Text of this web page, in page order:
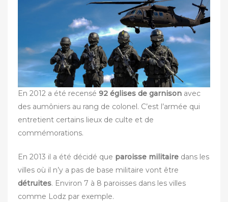
En 2012 a été recensé 92 églises de garnison avec
des aumôniers au rang de colonel. C’est l’armée qui
entretient certains lieux de culte et de
commémorations.
En 2013 il a été décidé que paroisse militaire dans les
villes où il n’y a pas de base militaire vont être
détruites. Environ 7 à 8 paroisses dans les villes
comme Lodz par exemple.